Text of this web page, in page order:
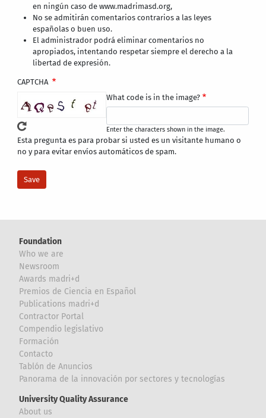
en ningún caso de www.madrimasd.org,
No se admitirán comentarios contrarios a las leyes
españolas o buen uso.
El administrador podrá eliminar comentarios no
apropiados, intentando respetar siempre el derecho a la
libertad de expresión.
CAPTCHA
What code is in the image?
Enter the characters shown in the image.
Esta pregunta es para probar si usted es un visitante humano o
no y para evitar envíos automáticos de spam.
Foundation
Who we are
Newsroom
Awards madri+d
Premios de Ciencia en Español
Publications madri+d
Contractor Portal
Compendio legislativo
Formación
Contacto
Tablón de Anuncios
Panorama de la innovación por sectores y tecnologías
University Quality Assurance
About us